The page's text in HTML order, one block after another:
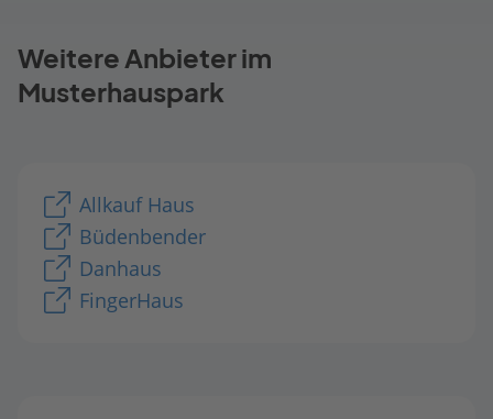
Weitere Anbieter im
Musterhauspark
Allkauf Haus
Büdenbender
Danhaus
FingerHaus